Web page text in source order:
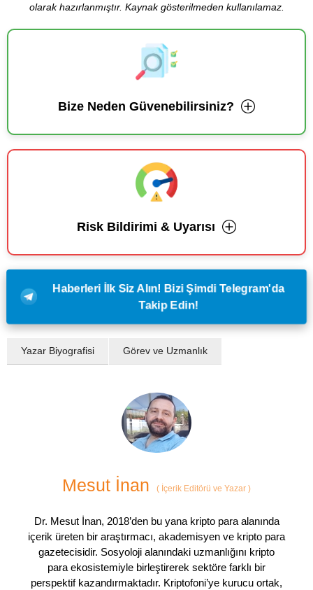
olarak hazırlanmıştır. Kaynak gösterilmeden kullanılamaz.
Bize Neden Güvenebilirsiniz?
Risk Bildirimi & Uyarısı
Haberleri İlk Siz Alın! Bizi Şimdi Telegram'da
Takip Edin!
Yazar Biyografisi Görev ve Uzmanlık
Mesut İnan ( İçerik Editörü ve Yazar )
Dr. Mesut İnan, 2018’den bu yana kripto para alanında
içerik üreten bir araştırmacı, akademisyen ve kripto para
gazetecisidir. Sosyoloji alanındaki uzmanlığını kripto
para ekosistemiyle birleştirerek sektöre farklı bir
perspektif kazandırmaktadır. Kriptofoni’ye kurucu ortak,